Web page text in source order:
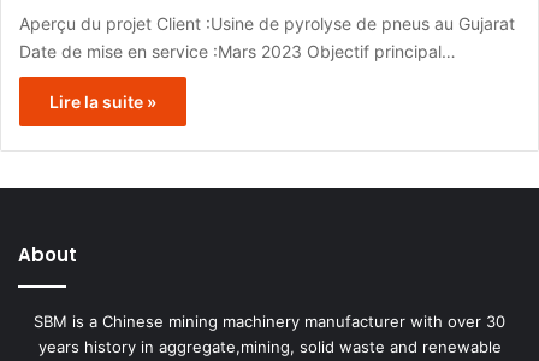
Aperçu du projet Client :Usine de pyrolyse de pneus au Gujarat
Date de mise en service :Mars 2023 Objectif principal…
Lire la suite »
About
SBM is a Chinese mining machinery manufacturer with over 30
years history in aggregate,mining, solid waste and renewable